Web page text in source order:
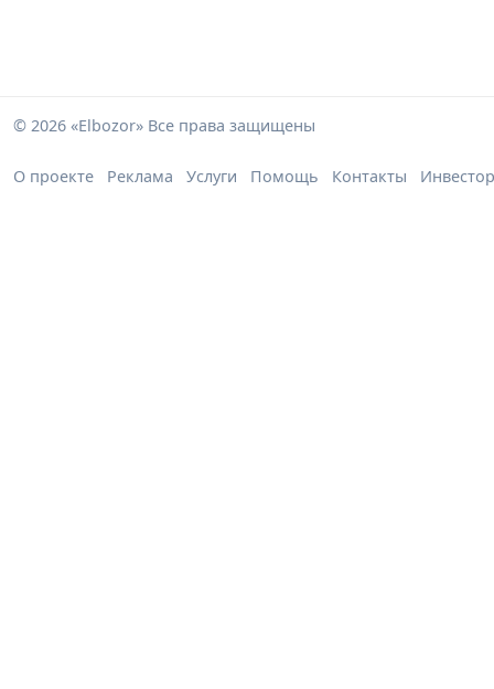
© 2026 «Elbozor» Все права защищены
О проекте Реклама Услуги Помощь Контакты